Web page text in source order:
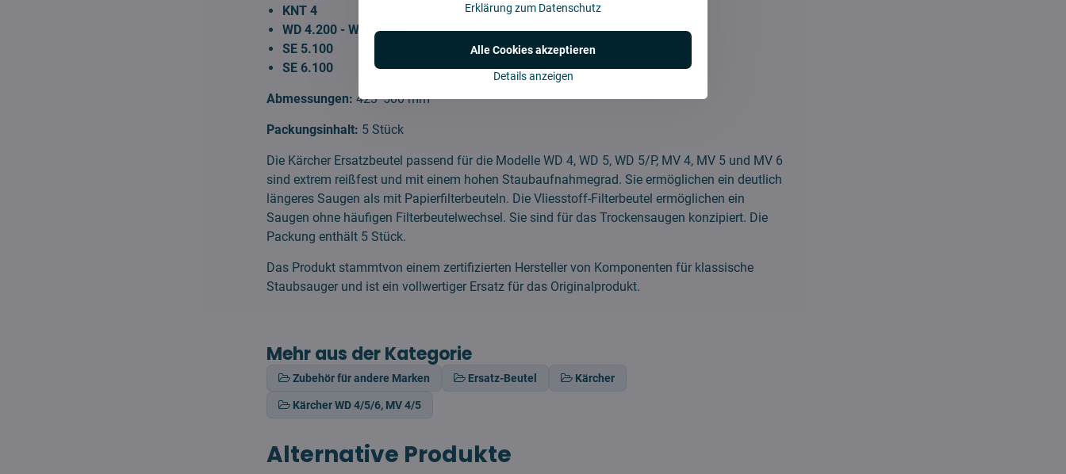
KNT 4
WD 4.200 - WD 5.800
SE 5.100
SE 6.100
Abmessungen:423*500 mm
Packungsinhalt: 5 Stück
Die Kärcher Ersatzbeutel passend für die Modelle WD 4, WD 5, WD 5/P, MV 4, MV 5 und MV 6
sind extrem reißfest und mit einem hohen Staubaufnahmegrad. Sie ermöglichen ein deutlich
längeres Saugen als mit Papierfilterbeuteln. Die Vliesstoff-Filterbeutel ermöglichen ein
Saugen ohne häufigen Filterbeutelwechsel. Sie sind für das Trockensaugen konzipiert. Die
Packung enthält 5 Stück.
Das Produkt stammtvon einem zertifizierten Hersteller von Komponenten für klassische
Staubsauger und ist ein vollwertiger Ersatz für das Originalprodukt.
Mehr aus der Kategorie
Zubehör für andere Marken Ersatz-Beutel Kärcher
Kärcher WD 4/5/6, MV 4/5
Alternative Produkte
Erklärung zum Datenschutz
Details anzeigen
Alle Cookies akzeptieren